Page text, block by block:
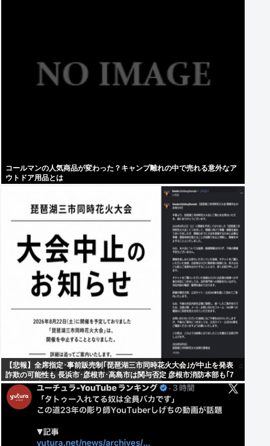
コールマンの人気商品が変わった？キャンプ離れの中で売れる意外なア
ウトドア用品とは
【悲報】全席指定･事前販売制｢琵琶湖三市同時花火大会｣が中止を発表
詐欺の可能性も 長浜市･彦根市･高島市は関与否定 彦根市消防本部も｢7
日時点で受理していない｣